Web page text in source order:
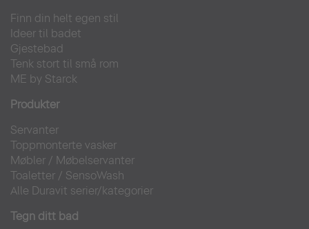
Finn din helt egen stil
Ideer til badet
Gjestebad
Tenk stort til små rom
ME by Starck
Produkter
Servanter
Toppmonterte vasker
Møbler / Møbelservanter
Toaletter / SensoWash
Alle Duravit serier/kategorier
Tegn ditt bad